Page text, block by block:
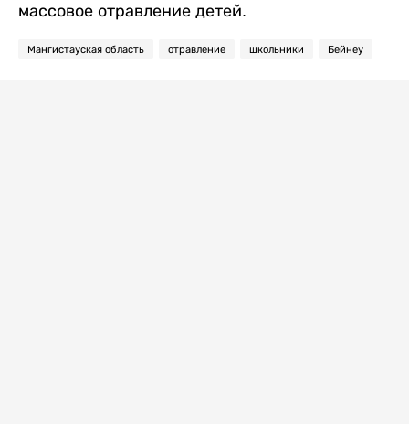
массовое отравление детей.
Мангистауская область отравление школьники Бейнеу